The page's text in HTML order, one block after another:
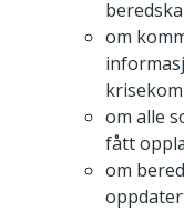
om
om alle
fått
om